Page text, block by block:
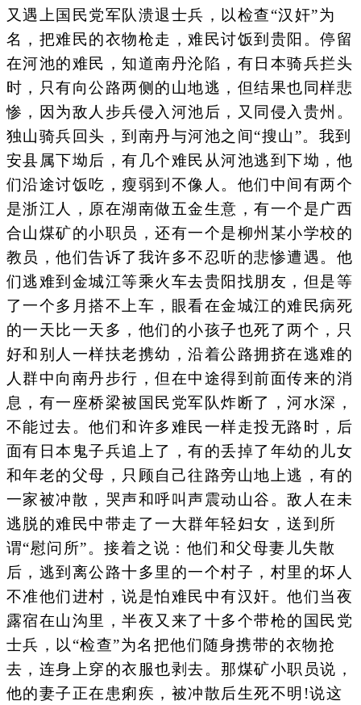
又遇上国民党军队溃退士兵，以检查“汉奸”为
名，把难民的衣物枪走，难民讨饭到贵阳。停留
在河池的难民，知道南丹沦陷，有日本骑兵拦头
时，只有向公路两侧的山地逃，但结果也同样悲
惨，因为敌人步兵侵入河池后，又同侵入贵州。
独山骑兵回头，到南丹与河池之间“搜山”。我到
安县属下坳后，有几个难民从河池逃到下坳，他
们沿途讨饭吃，瘦弱到不像人。他们中间有两个
是浙江人，原在湖南做五金生意，有一个是广西
合山煤矿的小职员，还有一个是柳州某小学校的
教员，他们告诉了我许多不忍听的悲惨遭遇。他
们逃难到金城江等乘火车去贵阳找朋友，但是等
了一个多月搭不上车，眼看在金城江的难民病死
的一天比一天多，他们的小孩子也死了两个，只
好和别人一样扶老携幼，沿着公路拥挤在逃难的
人群中向南丹步行，但在中途得到前面传来的消
息，有一座桥梁被国民党军队炸断了，河水深，
不能过去。他们和许多难民一样走投无路时，后
面有日本鬼子兵追上了，有的丢掉了年幼的儿女
和年老的父母，只顾自己往路旁山地上逃，有的
一家被冲散，哭声和呼叫声震动山谷。敌人在未
逃脱的难民中带走了一大群年轻妇女，送到所
谓“慰问所”。接着之说：他们和父母妻儿失散
后，逃到离公路十多里的一个村子，村里的坏人
不准他们进村，说是怕难民中有汉奸。他们当夜
露宿在山沟里，半夜又来了十多个带枪的国民党
士兵，以“检查”为名把他们随身携带的衣物抢
去，连身上穿的衣服也剥去。那煤矿小职员说，
他的妻子正在患痢疾，被冲散后生死不明!说这